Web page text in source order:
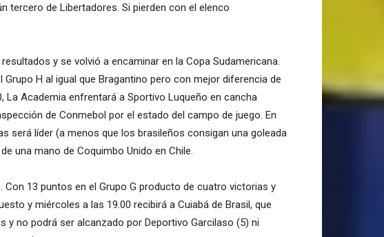
tercero de Libertadores. Si pierden con el elenco
y se volvió a encaminar en la Copa Sudamericana.
H al igual que Bragantino pero con mejor diferencia de
La Academia enfrentará a Sportivo Luqueño en cancha
de Conmebol por el estado del campo de juego. En
será líder (a menos que los brasileños consigan una goleada
una mano de Coquimbo Unido en Chile.
Con 13 puntos en el Grupo G producto de cuatro victorias y
y miércoles a las 19.00 recibirá a Cuiabá de Brasil, que
y no podrá ser alcanzado por Deportivo Garcilaso (5) ni